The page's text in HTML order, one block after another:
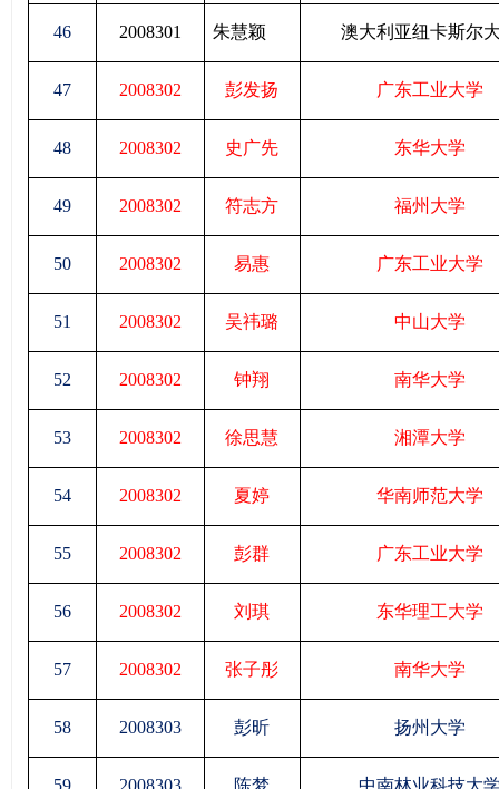
46 2008301 朱慧颖 澳大利亚纽卡斯尔
47 2008302 彭发扬 广东工业大学
48 2008302 史广先 东华大学
49 2008302 符志方 福州大学
50 2008302 易惠 广东工业大学
51 2008302 吴祎璐 中山大学
52 2008302 钟翔 南华大学
53 2008302 徐思慧 湘潭大学
54 2008302 夏婷 华南师范大学
55 2008302 彭群 广东工业大学
56 2008302 刘琪 东华理工大学
57 2008302 张子彤 南华大学
58 2008303 彭昕 扬州大学
59 2008303 陈梦 中南林业科技大